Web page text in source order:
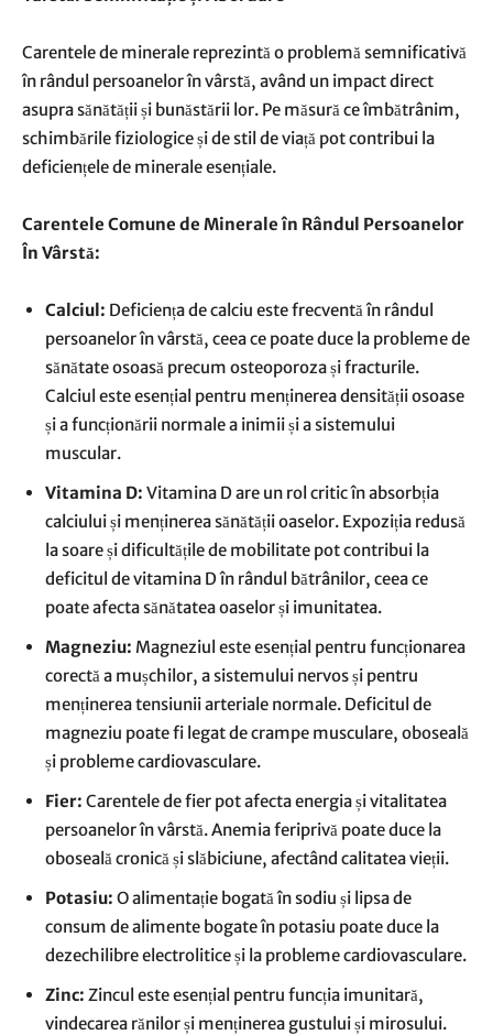
Carentele de minerale reprezintă o problemă semnificativă
în rândul persoanelor în vârstă, având un impact direct
asupra sănătății și bunăstării lor. Pe măsură ce îmbătrânim,
schimbările fiziologice și de stil de viață pot contribui la
deficiențele de minerale esențiale.
Carentele Comune de Minerale în Rândul Persoanelor
În Vârstă:
Calciul: Deficiența de calciu este frecventă în rândul
persoanelor în vârstă, ceea ce poate duce la probleme de
sănătate osoasă precum osteoporoza și fracturile.
Calciul este esențial pentru menținerea densității osoase
și a funcționării normale a inimii și a sistemului
muscular.
Vitamina D: Vitamina D are un rol critic în absorbția
calciului și menținerea sănătății oaselor. Expoziția redusă
la soare și dificultățile de mobilitate pot contribui la
deficitul de vitamina D în rândul bătrânilor, ceea ce
poate afecta sănătatea oaselor și imunitatea.
Magneziu: Magneziul este esențial pentru funcționarea
corectă a mușchilor, a sistemului nervos și pentru
menținerea tensiunii arteriale normale. Deficitul de
magneziu poate fi legat de crampe musculare, oboseală
și probleme cardiovasculare.
Fier: Carentele de fier pot afecta energia și vitalitatea
persoanelor în vârstă. Anemia feriprivă poate duce la
oboseală cronică și slăbiciune, afectând calitatea vieții.
Potasiu: O alimentație bogată în sodiu și lipsa de
consum de alimente bogate în potasiu poate duce la
dezechilibre electrolitice și la probleme cardiovasculare.
Zinc: Zincul este esențial pentru funcția imunitară,
vindecarea rănilor și menținerea gustului și mirosului.